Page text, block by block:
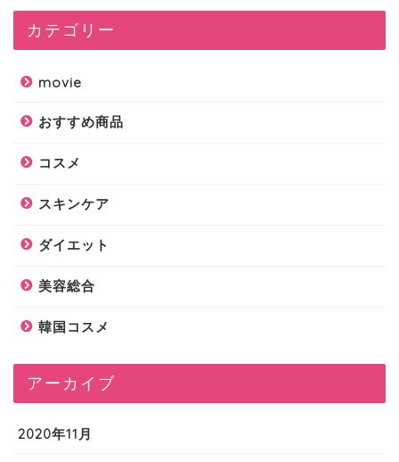
カテゴリー
movie
おすすめ商品
コスメ
スキンケア
ダイエット
美容総合
韓国コスメ
アーカイブ
2020年11月